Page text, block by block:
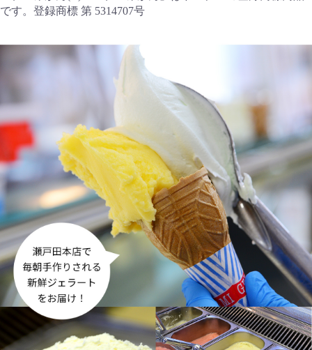
です。登録商標 第 5314707号